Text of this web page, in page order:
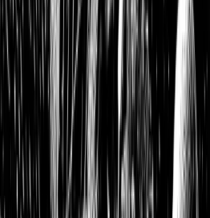
und Agrochemieriese befreit sich
bietet 6% Dividende